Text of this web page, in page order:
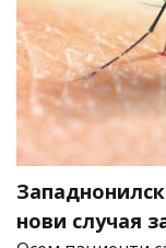
нови случая